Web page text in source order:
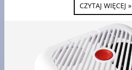
CZYTAJ WIĘCEJ »